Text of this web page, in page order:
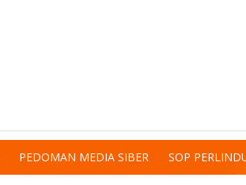
PEDOMAN MEDIA SIBER SOP